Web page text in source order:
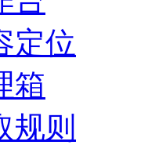
定位
箱
规则